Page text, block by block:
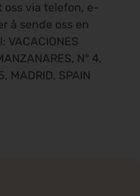
oss via telefon, e-
å sende oss en
N° 4,
MADRID, SPAIN